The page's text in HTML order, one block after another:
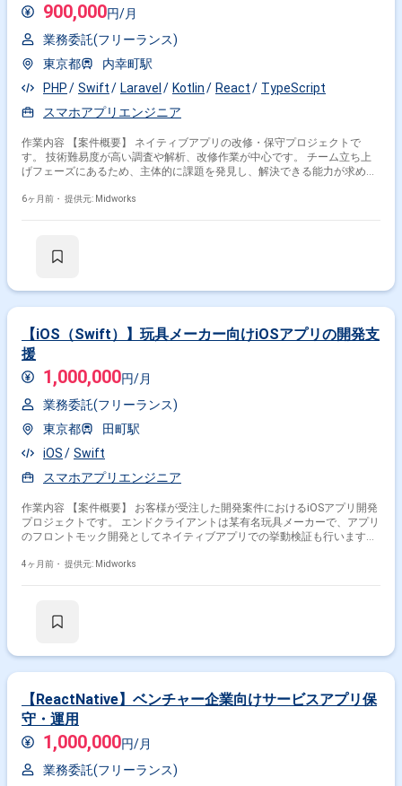
900,000円/月
業務委託(フリーランス)
東京都
内幸町駅
PHP
Swift Laravel Kotlin React
TypeScript
スマホアプリエンジニア
作業内容 【案件概要】 ネイティブアプリの改修・保守プロジェクトで
す。 技術難易度が高い調査や解析、改修作業が中心です。 チーム立ち上
げフェーズにあるため、主体的に課題を発見し、解決できる能力が求めら
化を行います。 チームを牽引し、開発を推進できる方を求めています。
6ヶ月前・ 提供元: Midworks
【iOS（Swift）】玩具メーカー向けiOSアプリの開発支
援
1,000,000円/月
業務委託(フリーランス)
東京都
田町駅
iOS
Swift
スマホアプリエンジニア
作業内容 【案件概要】 お客様が受注した開発案件におけるiOSアプリ開発
プロジェクトです。 エンドクライアントは某有名玩具メーカーで、アプリ
のフロントモック開発としてネイティブアプリでの挙動検証も行います。
柔軟なコミュニケーションを行い改善を進めます。 設計のベースや最低限
4ヶ月前・ 提供元: Midworks
【ReactNative】ベンチャー企業向けサービスアプリ保
守・運用
1,000,000円/月
業務委託(フリーランス)